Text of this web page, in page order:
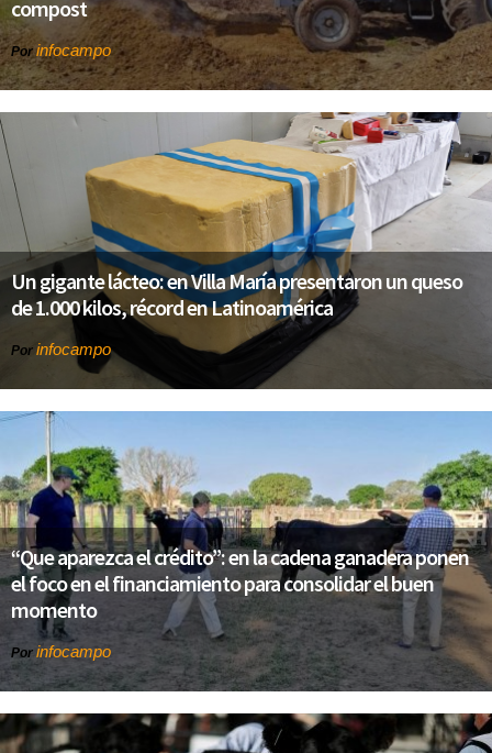
compost
Porinfocampo
Un gigante lácteo: en Villa María presentaron un queso
de 1.000 kilos, récord en Latinoamérica
Por infocampo
“Que aparezca el crédito”: en la cadena ganadera ponen
el foco en el financiamiento para consolidar el buen
momento
Por infocampo